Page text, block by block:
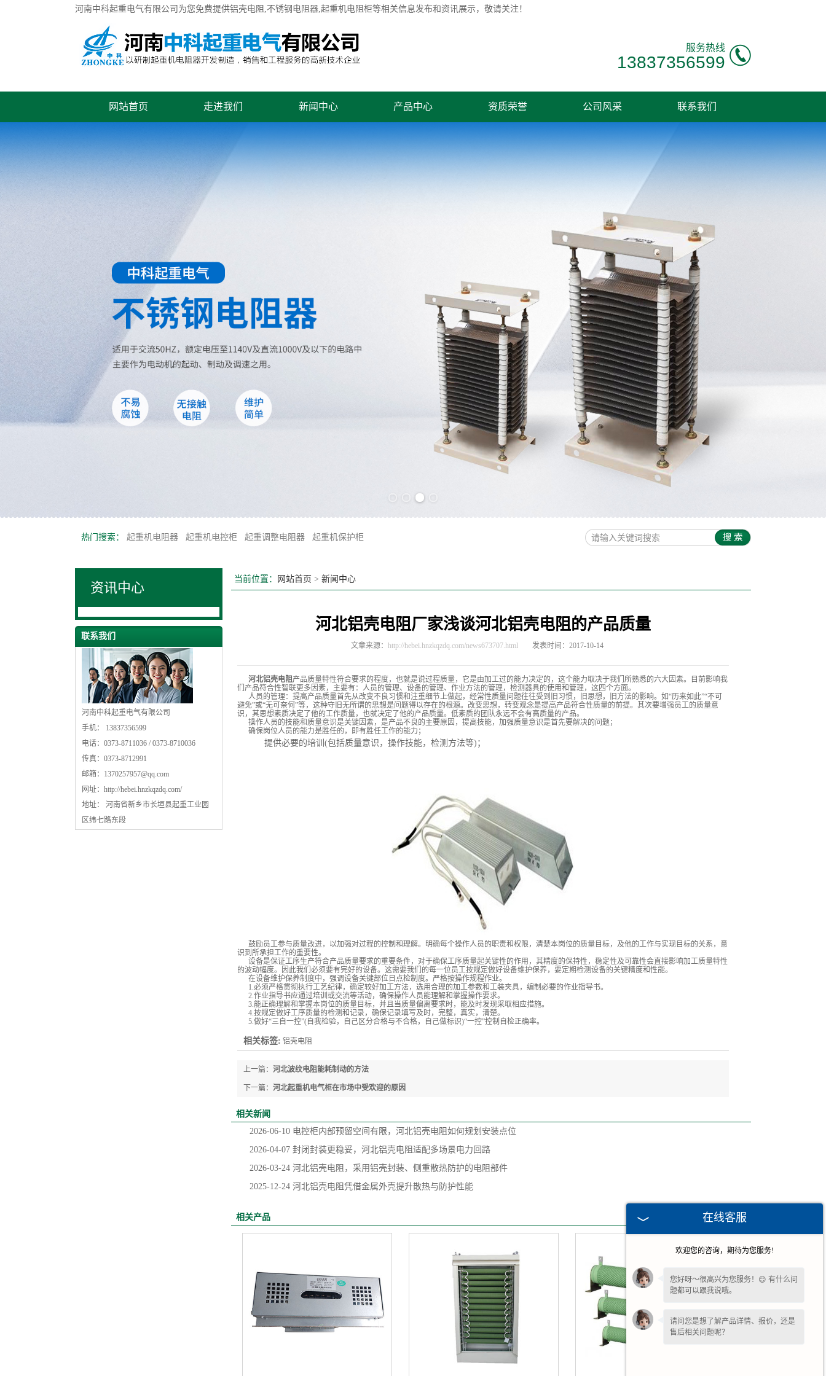
河南中科起重电气有限公司为您免费提供铝壳电阻 ,不锈钢电阻器,起重机电阻柜等相关信息发布和资讯展示，敬请关注！
服务热线
13837356599
网站首页 走进我们 新闻中心 产品中心 资质荣誉 公司风采 联系我们
热门搜索： 起重机电阻器 起重机电控柜 起重调整电阻器 起重机保护柜
资讯中心
联系我们
河南中科起重电气有限公司
手机： 13837356599
电话：0373-8711036 / 0373-8710036
传真：0373-8712991
邮箱： 1370257957@qq.com
网址： http://hebei.hnzkqzdq.com/
地址： 河南省新乡市长垣县起重工业园
区纬七路东段
当前位置： 网站首页 > 新闻中心
河北铝壳电阻厂家浅谈河北铝壳电阻的产品质量
文章来源： http://hebei.hnzkqzdq.com/news673707.html 发表时间：2017-10-14
河北铝壳电阻产品质量特性符合要求的程度，也就是说过程质量，它是由加工过的能力决定的，这个能力取决于我们所熟悉的六大因素。目前影响我
们产品符合性智联更多因素，主要有：人员的管理、设备的管理、作业方法的管理，检测器具的使用和管理，这四个方面。
人员的管理：提高产品质量首先从改变不良习惯和注重细节上做起，经常性质量问题往往受到旧习惯，旧思想，旧方法的影响。如“历来如此”“不可
避免”或“无可奈何”等，这种守旧无所谓的思想是问题得以存在的根源。改变思想，转变观念是提高产品符合性质量的前提。其次要增强员工的质量意
识，其思想素质决定了他的工作质量，也就决定了他的产品质量。低素质的团队永远不会有高质量的产品。
操作人员的技能和质量意识是关键因素，是产品不良的主要原因，提高技能，加强质量意识是首先要解决的问题；
确保岗位人员的能力是胜任的，即有胜任工作的能力；
提供必要的培训(包括质量意识，操作技能，检测方法等)；
鼓励员工参与质量改进，以加强对过程的控制和理解。明确每个操作人员的职责和权限，清楚本岗位的质量目标，及他的工作与实现目标的关系，意
识到所承担工作的重要性。
设备是保证工序生产符合产品质量要求的重要条件，对于确保工序质量起关键性的作用，其精度的保持性，稳定性及可靠性会直接影响加工质量特性
的波动幅度。因此我们必须要有完好的设备。这需要我们的每一位员工按规定做好设备维护保养，要定期检测设备的关键精度和性能。
在设备维护保养制度中，强调设备关键部位日点检制度。严格按操作规程作业。
1.必须严格贯彻执行工艺纪律，确定较好加工方法，选用合理的加工参数和工装夹具，编制必要的作业指导书。
2.作业指导书应通过培训或交流等活动，确保操作人员能理解和掌握操作要求。
3.能正确理解和掌握本岗位的质量目标，并且当质量偏离要求时，能及时发现采取相应措施。
4.按规定做好工序质量的检测和记录，确保记录填写及时，完整，真实，清楚。
5.做好“三自一控”(自我检验，自己区分合格与不合格，自己做标识)“一控”控制自检正确率。
相关标签: 铝壳电阻
上一篇： 河北波纹电阻能耗制动的方法
下一篇： 河北起重机电气柜在市场中受欢迎的原因
相关新闻
2026-06-10 电控柜内部预留空间有限，河北铝壳电阻如何规划安装点位
2026-04-07 封闭封装更稳妥，河北铝壳电阻适配多场景电力回路
2026-03-24 河北铝壳电阻，采用铝壳封装、侧重散热防护的电阻部件
2025-12-24 河北铝壳电阻凭借金属外壳提升散热与防护性能
相关产品 在线客服
欢迎您的咨询，期待为您服务!
您好呀～很高兴为您服务！😊 有什么问
题都可以跟我说哦。
请问您是想了解产品详情、报价，还是
售后相关问题呢？